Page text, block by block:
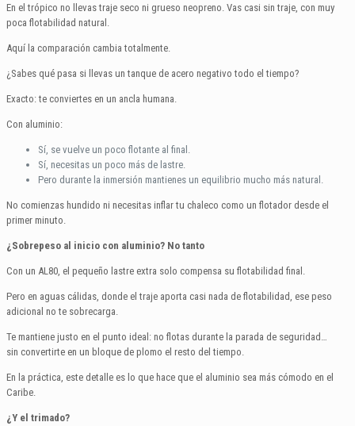
En el trópico no llevas traje seco ni grueso neopreno. Vas casi sin traje, con muy
poca flotabilidad natural.
Aquí la comparación cambia totalmente.
¿Sabes qué pasa si llevas un tanque de acero negativo todo el tiempo?
Exacto: te conviertes en un ancla humana.
Con aluminio:
Sí, se vuelve un poco flotante al final.
Sí, necesitas un poco más de lastre.
Pero durante la inmersión mantienes un equilibrio mucho más natural.
No comienzas hundido ni necesitas inflar tu chaleco como un flotador desde el
primer minuto.
¿Sobrepeso al inicio con aluminio? No tanto
Con un AL80, el pequeño lastre extra solo compensa su flotabilidad final.
Pero en aguas cálidas, donde el traje aporta casi nada de flotabilidad, ese peso
adicional no te sobrecarga.
Te mantiene justo en el punto ideal: no flotas durante la parada de seguridad…
sin convertirte en un bloque de plomo el resto del tiempo.
En la práctica, este detalle es lo que hace que el aluminio sea más cómodo en el
Caribe.
¿Y el trimado?